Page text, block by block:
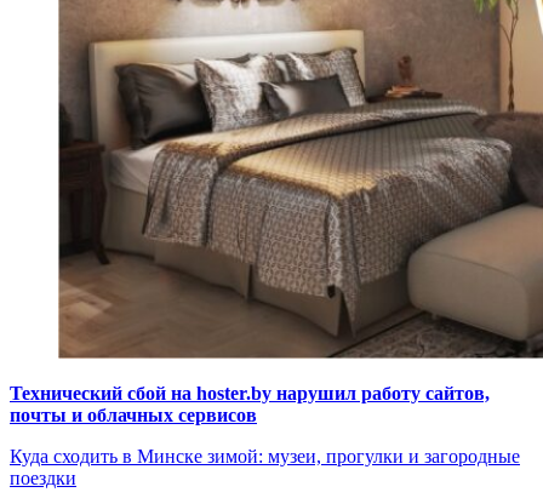
Технический сбой на hoster.by нарушил работу сайтов,
почты и облачных сервисов
Куда сходить в Минске зимой: музеи, прогулки и загородные
поездки